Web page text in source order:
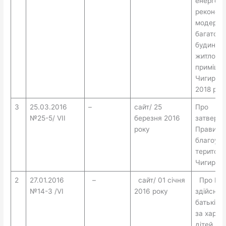
2018
3
25.03.2016
№25-5/ VII
–
сайт/ 25
березня 2016
року
Про
Правил
Чигирин
2
27.01.2016
№14-3 /VI
–
сайт/ 01 січня
2016 року
Про
за
дітей в